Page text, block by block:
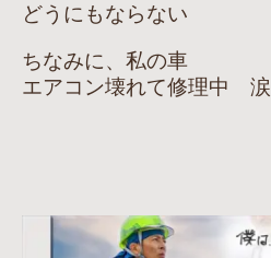
どうにもならない
ちなみに、私の車
エアコン壊れて修理中 涙